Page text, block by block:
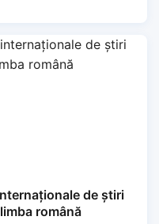
de știri
română